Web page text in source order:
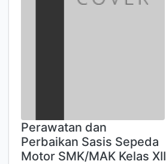
Perawatan dan
Perbaikan Sasis Sepeda
Motor SMK/MAK Kelas XII